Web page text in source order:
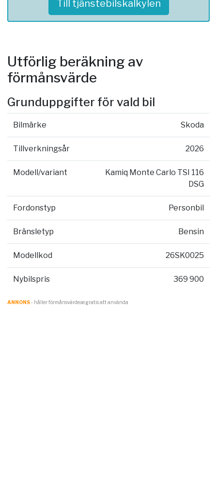
Till tjänstebilskalkylen
Utförlig beräkning av
förmånsvärde
Grunduppgifter för vald bil
Bilmärke Skoda
Tillverkningsår 2026
Modell/variant
Kamiq Monte Carlo TSI 116
DSG
Fordonstyp Personbil
Bränsletyp Bensin
Modellkod 26SK0025
Nybilspris 369 900
ANNONS- håller förmånsvärde.se gratis att använda